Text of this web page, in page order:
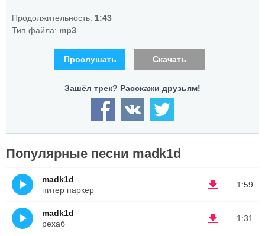
Продолжительность: 1:43
Тип файла: mp3
Прослушать Скачать
Популярные песни madk1d
1:59
madk1d
питер паркер
1:31
madk1d
рехаб